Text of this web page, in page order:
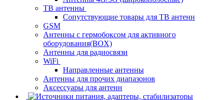
ТВ антенны
Сопутствующие товары для ТВ антенн
GSM
Антенны с гермобоксом для активного
оборудования(BOX)
Антенны для радиосвязи
WiFi
Направленные антенны
Антенны для прочих диапазонов
Аксессуары для антенн